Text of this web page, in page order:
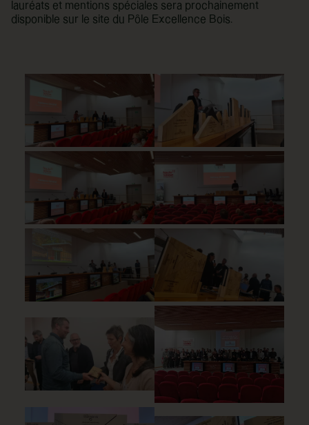
lauréats et mentions spéciales sera prochainement
disponible sur le site du Pôle Excellence Bois.